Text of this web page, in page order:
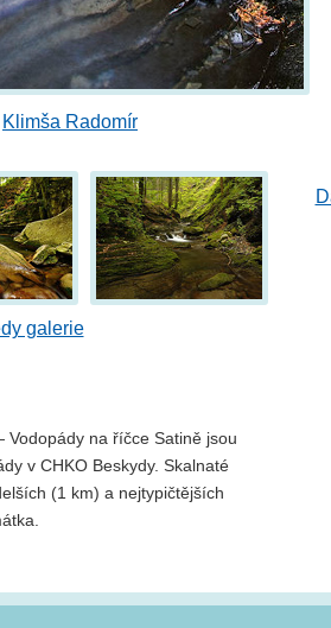
Klimša Radomír
galerie
na říčce Satině jsou
v CHKO Beskydy. Skalnaté
(1 km) a nejtypičtějších